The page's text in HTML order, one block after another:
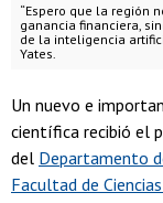
“Espero que la región
ganancia financiera,
de la inteligencia
Yates.
Un nuevo e
científica recibió el
del Departamento
Facultad de